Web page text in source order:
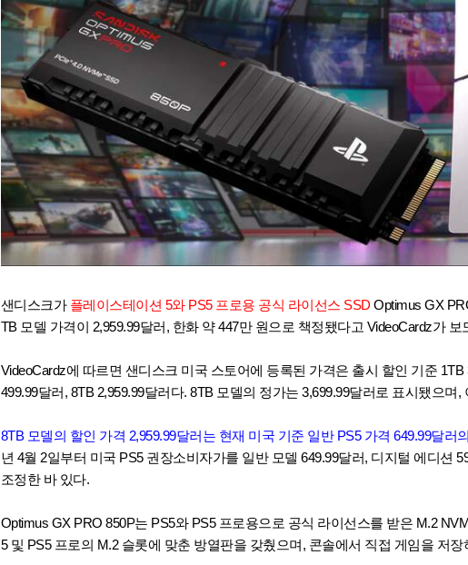
샌디스크가 플레이스테이션 5와 PS5 프로용 공식 라이선스 SSD Optimus GX
TB 모델 가격이 2,959.99달러, 한화 약 447만 원으로 책정됐다고 VideoCardz가 보
VideoCardz에 따르면 샌디스크 미국 스토어에 등록된 가격은 출시 할인 기준 1TB
499.99달러, 8TB 2,959.99달러다. 8TB 모델의 정가는 3,699.99달러로 표시됐으며
8TB 모델의 할인 가격 2,959.99달러는 현재 미국 기준 일반 PS5 가격 649.99달러
년 4월 2일부터 미국 PS5 권장소비자가를 일반 모델 649.99달러, 디지털 에디션
조정한 바 있다.
Optimus GX PRO 850P는 PS5와 PS5 프로용으로 공식 라이선스를 받은 M.2
5 및 PS5 프로의 M.2 슬롯에 맞춘 방열판을 갖췄으며, 콘솔에서 직접 게임을 저